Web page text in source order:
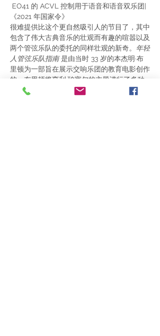
《2021 年国家令》
很难提供比这个更自然吸引人的节目了，其中
包含了伟大古典音乐的壮观而有趣的喧嚣以及
两个管弦乐队的委托的同样壮观的新奇。 年轻
人管弦乐队指南 是由当时 33 岁的本杰明·布
里顿为一部旨在展示交响乐团的教育电影创作
的。布里顿将亨利·珀塞尔的主题进行了多种
变奏，与乐队中的乐器一样多：小提琴、竖琴